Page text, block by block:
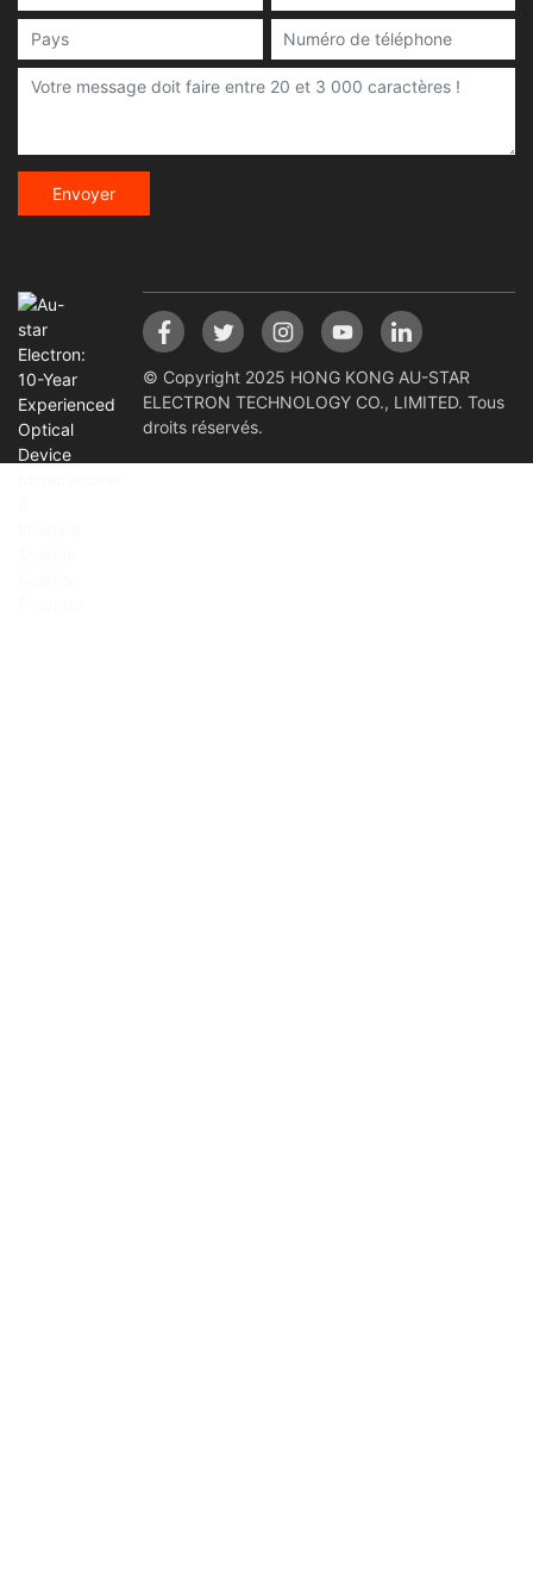
Envoyer
© Copyright 2025 HONG KONG AU-STAR
ELECTRON TECHNOLOGY CO., LIMITED. Tous
droits réservés.